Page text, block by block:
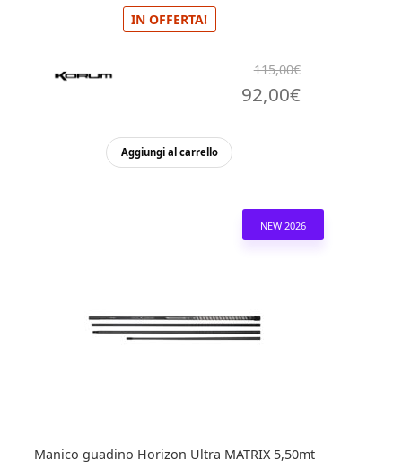
IN OFFERTA!
115,00€
originale
115,00€.
92,00€Il
92,00€.
Aggiungi al carrello
NEW 2026
Manico guadino Horizon Ultra MATRIX 5,50mt